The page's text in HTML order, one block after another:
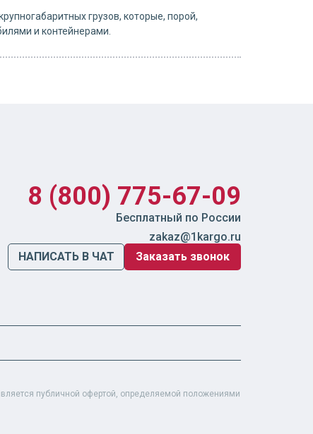
грузов, которые, порой,
и контейнерами.
8 (800) 775-67-09
Бесплатный по России
zakaz@1kargo.ru
НАПИСАТЬ В ЧАТ
Заказать звонок
публичной офертой, определяемой положениями